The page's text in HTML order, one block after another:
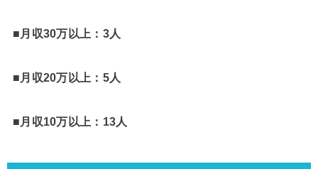
■月収30万以上：3人
■月収20万以上：5人
■月収10万以上：13人